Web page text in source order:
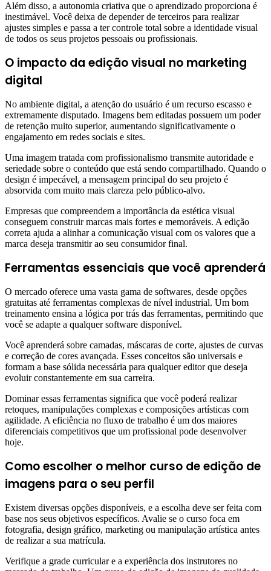
Além disso, a autonomia criativa que o aprendizado proporciona é
inestimável. Você deixa de depender de terceiros para realizar
ajustes simples e passa a ter controle total sobre a identidade visual
de todos os seus projetos pessoais ou profissionais.
O impacto da edição visual no marketing
digital
No ambiente digital, a atenção do usuário é um recurso escasso e
extremamente disputado. Imagens bem editadas possuem um poder
de retenção muito superior, aumentando significativamente o
engajamento em redes sociais e sites.
Uma imagem tratada com profissionalismo transmite autoridade e
seriedade sobre o conteúdo que está sendo compartilhado. Quando o
design é impecável, a mensagem principal do seu projeto é
absorvida com muito mais clareza pelo público-alvo.
Empresas que compreendem a importância da estética visual
conseguem construir marcas mais fortes e memoráveis. A edição
correta ajuda a alinhar a comunicação visual com os valores que a
marca deseja transmitir ao seu consumidor final.
Ferramentas essenciais que você aprenderá
O mercado oferece uma vasta gama de softwares, desde opções
gratuitas até ferramentas complexas de nível industrial. Um bom
treinamento ensina a lógica por trás das ferramentas, permitindo que
você se adapte a qualquer software disponível.
Você aprenderá sobre camadas, máscaras de corte, ajustes de curvas
e correção de cores avançada. Esses conceitos são universais e
formam a base sólida necessária para qualquer editor que deseja
evoluir constantemente em sua carreira.
Dominar essas ferramentas significa que você poderá realizar
retoques, manipulações complexas e composições artísticas com
agilidade. A eficiência no fluxo de trabalho é um dos maiores
diferenciais competitivos que um profissional pode desenvolver
hoje.
Como escolher o melhor curso de edição de
imagens para o seu perfil
Existem diversas opções disponíveis, e a escolha deve ser feita com
base nos seus objetivos específicos. Avalie se o curso foca em
fotografia, design gráfico, marketing ou manipulação artística antes
de realizar a sua matrícula.
Verifique a grade curricular e a experiência dos instrutores no